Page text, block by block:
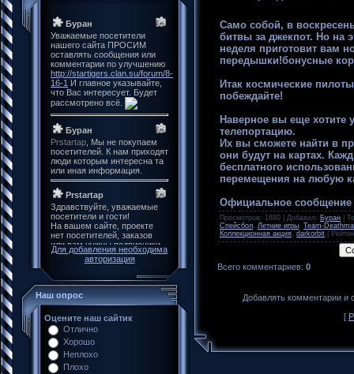
Для добавления необходима
авторизация
Наш опрос
Оцените наш сайтик
Отлично
Хорошо
Неплохо
Плохо
Само собой, в
битвы за джекпот. Но на
неделя приготовит вам
передышки!бонусные
Итак космические
побеждайте!
Наверное вы еще хотите
телепортацию.
Их вы сможете найти в
они будут на картах.
бесплатного
перемещения на любую
Официальное
Просмотров: 1880 | Добавил: Буран
Спейсбол
Летние игры Team-
Коллекционная акция darkorbit
Всего комментариев: 0
Добавлять комментарии и
[